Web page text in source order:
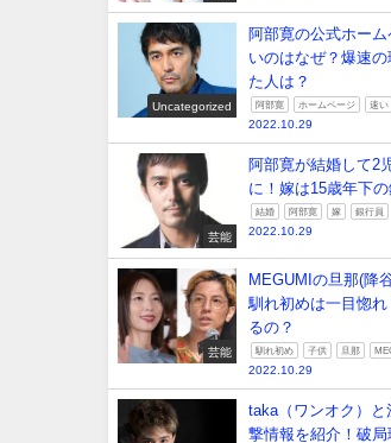
Uncategorized
阿部寛の公式ホーム
いのはなぜ？爆速の
た人は？
阿部寛 ホームページ 速い
2022.10.29
芸能
阿部寛が結婚して2
に！嫁は15歳年下の
結婚 阿部寛 嫁 銀行員
2022.10.29
芸能
MEGUMIの旦那(降
馴れ初めは一目惚
るの？
馴れ初め 子供 旦那
2022.10.29
taka（ワンオク）と
撃情報を紹介！破局